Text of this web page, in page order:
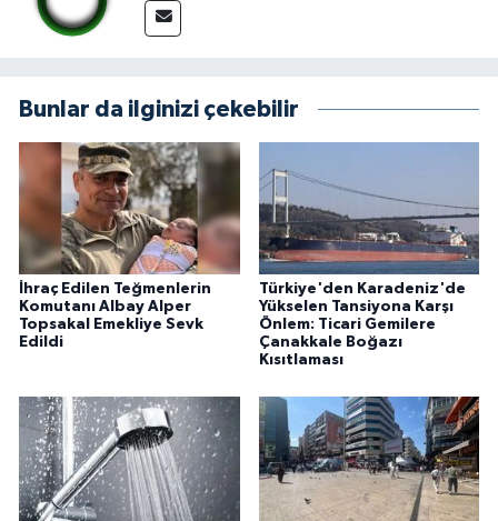
Bunlar da ilginizi çekebilir
İhraç Edilen Teğmenlerin
Komutanı Albay Alper
Topsakal Emekliye Sevk
Edildi
Türkiye'den Karadeniz'de
Yükselen Tansiyona Karşı
Önlem: Ticari Gemilere
Çanakkale Boğazı
Kısıtlaması